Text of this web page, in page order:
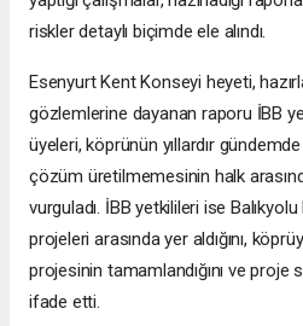
riskler detaylı biçimde ele alındı.
Esenyurt Kent Konseyi heyeti,
gözlemlerine dayanan raporu İBB
üyeleri, köprünün yıllardır
çözüm üretilmemesinin halk
vurguladı. İBB yetkilileri ise
projeleri arasında yer aldığını,
projesinin tamamlandığını ve proje
ifade etti.